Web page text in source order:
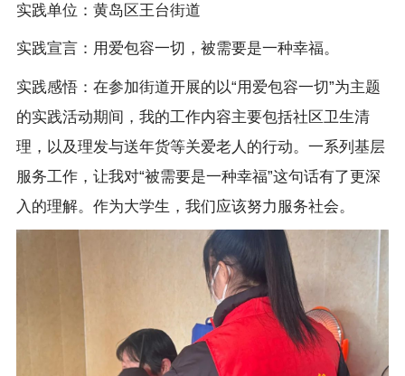
实践单位：黄岛区王台街道
实践宣言：用爱包容一切，被需要是一种幸福。
实践感悟：在参加街道开展的以“用爱包容一切”为主题
的实践活动期间，我的工作内容主要包括社区卫生清
理，以及理发与送年货等关爱老人的行动。一系列基层
服务工作，让我对“被需要是一种幸福”这句话有了更深
入的理解。作为大学生，我们应该努力服务社会。